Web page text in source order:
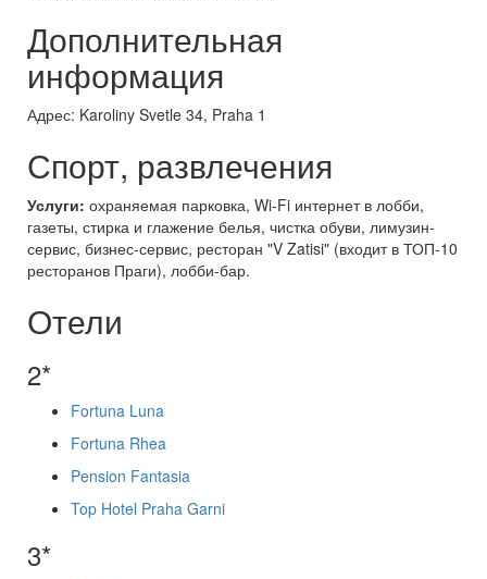
Дополнительная
информация
Адрес: Karoliny Svetle 34, Praha 1
Спорт, развлечения
Услуги: охраняемая парковка, Wi-Fi интернет в лобби,
газеты, стирка и глажение белья, чистка обуви, лимузин-
сервис, бизнес-сервис, ресторан "V Zatisi" (входит в ТОП-10
ресторанов Праги), лобби-бар.
Отели
2*
Fortuna Luna
Fortuna Rhea
Pension Fantasia
Top Hotel Praha Garni
3*